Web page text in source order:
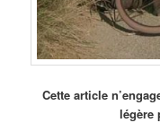
Cette article
légère